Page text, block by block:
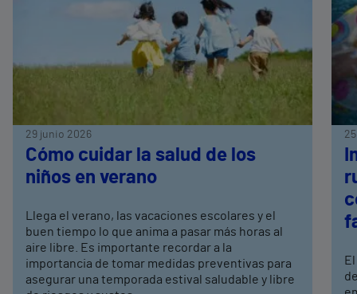
29 junio 2026
Cómo cuidar la salud de los
niños en verano
Llega el verano, las vacaciones escolares y el
buen tiempo lo que anima a pasar más horas al
aire libre. Es importante recordar a la
importancia de tomar medidas preventivas para
asegurar una temporada estival saludable y libre